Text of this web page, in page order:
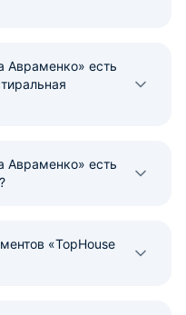
Авраменко» есть
Авраменко» есть
«TopHouse